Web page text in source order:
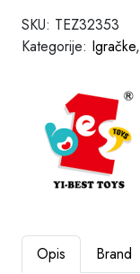
SKU: TEZ32353
Kategorije: Igračke,
Opis Brand